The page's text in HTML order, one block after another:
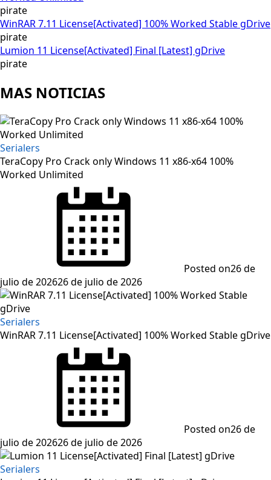
pirate
WinRAR 7.11 License[Activated] 100% Worked Stable gDrive
pirate
Lumion 11 License[Activated] Final [Latest] gDrive
pirate
MAS NOTICIAS
Serialers
TeraCopy Pro Crack only Windows 11 x86-x64 100%
Worked Unlimited
Posted on26 de
julio de 202626 de julio de 2026
Serialers
WinRAR 7.11 License[Activated] 100% Worked Stable gDrive
Posted on26 de
julio de 202626 de julio de 2026
Serialers